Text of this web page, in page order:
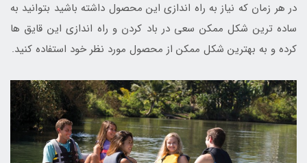
در هر زمان که نیاز به راه اندازی این محصول داشته باشید بتوانید به
ساده ترین شکل ممکن سعی در باد کردن و راه اندازی این قایق ها
کرده و به بهترین شکل ممکن از محصول مورد نظر خود استفاده کنید.